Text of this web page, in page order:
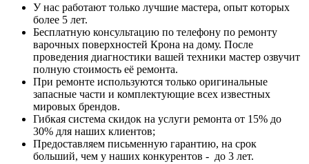
У нас работают только лучшие мастера, опыт которых
более 5 лет.
Бесплатную консультацию по телефону по ремонту
варочных поверхностей Крона на дому. После
проведения диагностики вашей техники мастер озвучит
полную стоимость её ремонта.
При ремонте используются только оригинальные
запасные части и комплектующие всех известных
мировых брендов.
Гибкая система скидок на услуги ремонта от 15% до
30% для наших клиентов;
Предоставляем письменную гарантию, на срок
больший, чем у наших конкурентов - до 3 лет.